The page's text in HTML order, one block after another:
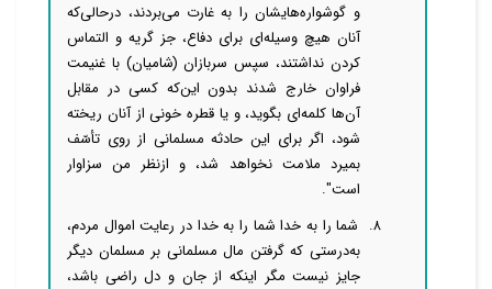
و گوشواره‌هایشان را به غارت می‌بردند، درحالی‌که
آنان هیچ وسیله‌ای برای دفاع، جز گریه و التماس
کردن نداشتند، سپس سربازان (شامیان) با غنیمت
فراوان خارج شدند بدون این‌که کسی در مقابل
آن‌ها کلمه‌ای بگوید، و یا قطره خونی از آنان ریخته
شود، اگر برای این حادثه مسلمانی از روی تأسّف
بمیرد ملامت نخواهد شد، و ازنظر من سزاوار
است".
۸. ‌‌‌‌ شما را به خدا ‌‌‌‌شما را به خدا در رعایت اموال مردم،
به‌درستی که گرفتن مال مسلمانی بر مسلمان دیگر
جایز نیست مگر اینکه از جان‌ و دل راضی باشد،